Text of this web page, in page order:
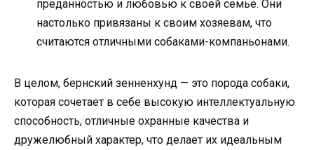
преданностью и любовью к своей семье. Они
настолько привязаны к своим хозяевам, что
считаются отличными собаками-компаньонами.
В целом, бернский зенненхунд — это порода собаки,
которая сочетает в себе высокую интеллектуальную
способность, отличные охранные качества и
дружелюбный характер, что делает их идеальным